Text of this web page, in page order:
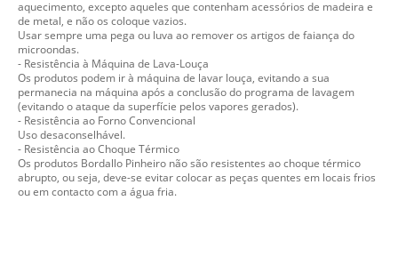
aquecimento, excepto aqueles que contenham acessórios de madeira e
de metal, e não os coloque vazios.
Usar sempre uma pega ou luva ao remover os artigos de faiança do
microondas.
- Resistência à Máquina de Lava-Louça
Os produtos podem ir à máquina de lavar louça, evitando a sua
permanecia na máquina após a conclusão do programa de lavagem
(evitando o ataque da superfície pelos vapores gerados).
- Resistência ao Forno Convencional
Uso desaconselhável.
- Resistência ao Choque Térmico
Os produtos Bordallo Pinheiro não são resistentes ao choque térmico
abrupto, ou seja, deve-se evitar colocar as peças quentes em locais frios
ou em contacto com a água fria.